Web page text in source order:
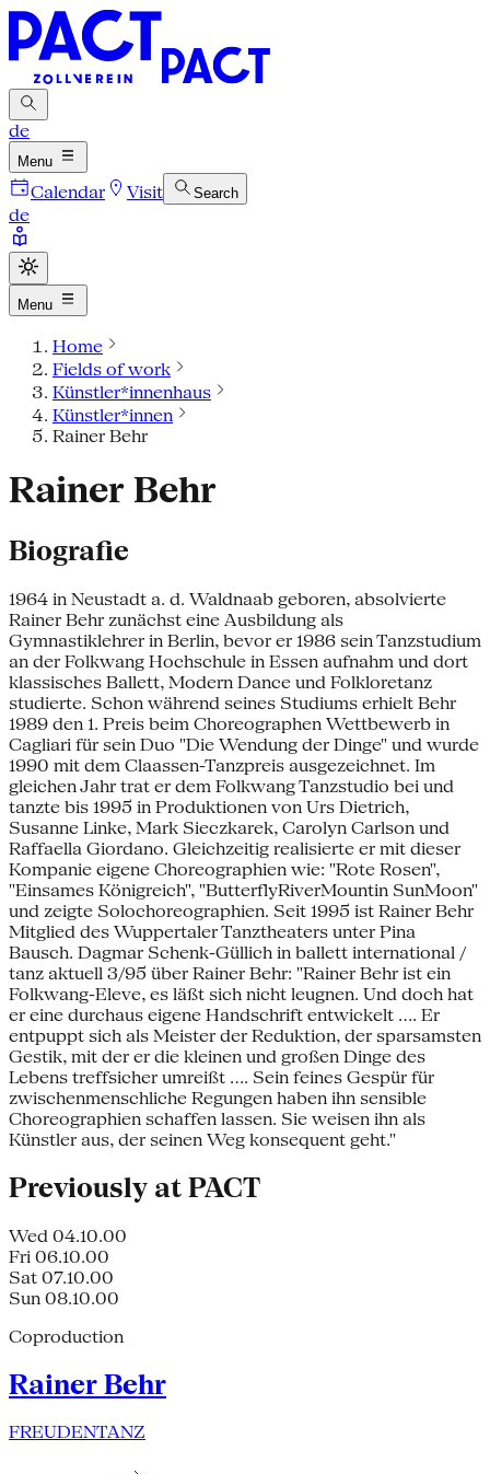
de
Menu
Calendar Visit Search
de
Menu
Home
Fields of work
Künstler*innenhaus
Künstler*innen
Rainer Behr
Rainer Behr
Biografie
1964 in Neustadt a. d. Waldnaab geboren, absolvierte
Rainer Behr zunächst eine Ausbildung als
Gymnastiklehrer in Berlin, bevor er 1986 sein Tanzstudium
an der Folkwang Hochschule in Essen aufnahm und dort
klassisches Ballett, Modern Dance und Folkloretanz
studierte. Schon während seines Studiums erhielt Behr
1989 den 1. Preis beim Choreographen Wettbewerb in
Cagliari für sein Duo "Die Wendung der Dinge" und wurde
1990 mit dem Claassen-Tanzpreis ausgezeichnet. Im
gleichen Jahr trat er dem Folkwang Tanzstudio bei und
tanzte bis 1995 in Produktionen von Urs Dietrich,
Susanne Linke, Mark Sieczkarek, Carolyn Carlson und
Raffaella Giordano. Gleichzeitig realisierte er mit dieser
Kompanie eigene Choreographien wie: "Rote Rosen",
"Einsames Königreich", "ButterflyRiverMountin SunMoon"
und zeigte Solochoreographien. Seit 1995 ist Rainer Behr
Mitglied des Wuppertaler Tanztheaters unter Pina
Bausch. Dagmar Schenk-Güllich in ballett international /
tanz aktuell 3/95 über Rainer Behr: "Rainer Behr ist ein
Folkwang-Eleve, es läßt sich nicht leugnen. Und doch hat
er eine durchaus eigene Handschrift entwickelt .... Er
entpuppt sich als Meister der Reduktion, der sparsamsten
Gestik, mit der er die kleinen und großen Dinge des
Lebens treffsicher umreißt .... Sein feines Gespür für
zwischenmenschliche Regungen haben ihn sensible
Choreographien schaffen lassen. Sie weisen ihn als
Künstler aus, der seinen Weg konsequent geht."
Previously at PACT
Wed 04.10.00
Fri 06.10.00
Sat 07.10.00
Sun 08.10.00
Coproduction
Rainer Behr
FREUDENTANZ